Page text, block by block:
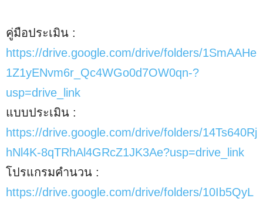
คู่มือประเมิน :
https://drive.google.com/drive/folders/1SmAAHe
1Z1yENvm6r_Qc4WGo0d7OW0qn-?
usp=drive_link
แบบประเมิน :
https://drive.google.com/drive/folders/14Ts640Rj
hNl4K-8qTRhAl4GRcZ1JK3Ae?usp=drive_link
โปรแกรมคำนวน :
https://drive.google.com/drive/folders/10Ib5QyL